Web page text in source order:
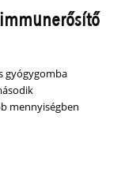
gyógygomba
mennyiségben